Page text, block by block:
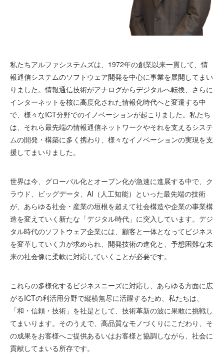
私たちアルファシステムズは、1972年の創業以来一貫して、情
報通信システムのソフトウェア開発を中心に事業を展開してまい
りました。情報通信技術がアナログからデジタルへ転換、さらに
インターネットを核に高度化された情報化時代へと変遷する中
で、様々なICT分野でのイノベーションが起こりました。私たち
は、それら最先端の情報通信ネットワークやそれを支えるシステ
ムの開発・構築に多く携わり、様々なイノベーションの実現を支
援してまいりました。
世界は今、グローバル化とオープン化が急速に進展する中で、ク
ラウド、ビッグデータ、AI（人工知能）といった最先端の技術
が、あらゆる社会・産業の垣根を超えて社会構造や企業の事業構
造を変えていく新たな「デジタル時代」に突入しています。デジ
タル時代のソフトウェア企業には、顧客と一体となってビジネス
を変革していく力が求められ、開発技術の進化と、予想困難な未
来の社会像に柔軟に対応していくことが必要です。
これらの多様化するビジネスニーズに対応し、あらゆる方面に広
がるICTの利活用分野で縦横無尽に活躍するため、私たちは、
「和・信頼・技術」を社是として、技術革新の波に果敢に挑戦し
てまいります。そのうえで、高品質なモノづくりにこだわり、そ
の成果をお客様へご提供あるいはお客様と協調しながら、社会に
貢献してまいる所存です。